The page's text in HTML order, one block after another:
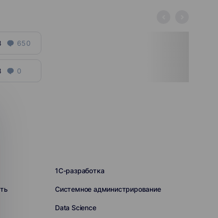
650
0
1C-разработка
Системное администрирование
Data Science